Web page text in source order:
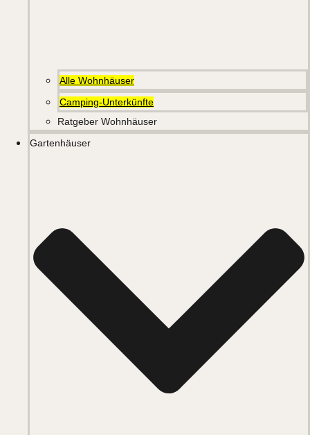
Alle Wohnhäuser
Camping-Unterkünfte
Ratgeber Wohnhäuser
Gartenhäuser